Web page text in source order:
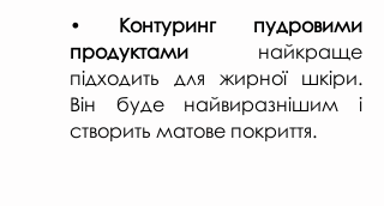
• Контуринг пудровими
продуктами найкраще
підходить для жирної шкіри.
Він буде найвиразнішим і
створить матове покриття.